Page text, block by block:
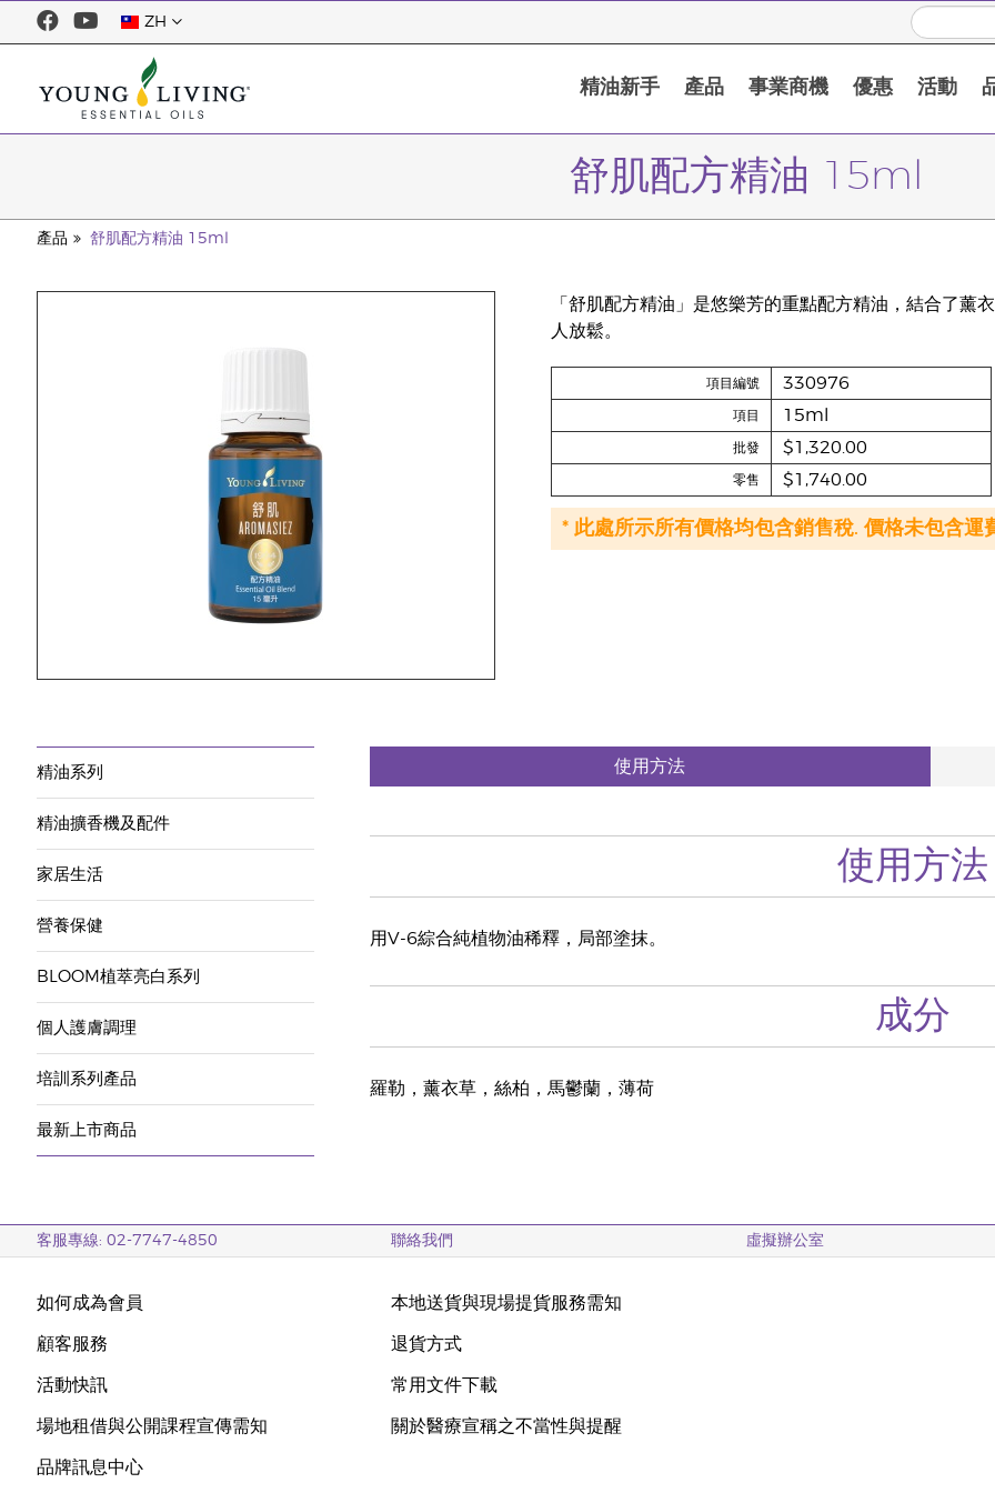
ZH
精油新手 產品 事業商機 優惠 活動
舒肌配方精油 15ml
產品 舒肌配方精油 15ml
「舒肌配方精油」是悠樂芳的重點配方精油，結合了薰
人放鬆。
項目編號 330976
項目 15ml
批發 $1,320.00
零售 $1,740.00
* 此處所示所有價格均包含銷售稅. 價格未包含運
精油系列
精油擴香機及配件
家居生活
營養保健
BLOOM植萃亮白系列
個人護膚調理
培訓系列產品
最新上市商品
使用方法
使用方法
用V-6綜合純植物油稀釋，局部塗抹。
成分
羅勒，薰衣草，絲柏，馬鬱蘭，薄荷
客服專線: 02-7747-4850 聯絡我們 虛擬辦公室
如何成為會員
顧客服務
活動快訊
場地租借與公開課程宣傳需知
品牌訊息中心
本地送貨與現場提貨服務需知
退貨方式
常用文件下載
關於醫療宣稱之不當性與提醒